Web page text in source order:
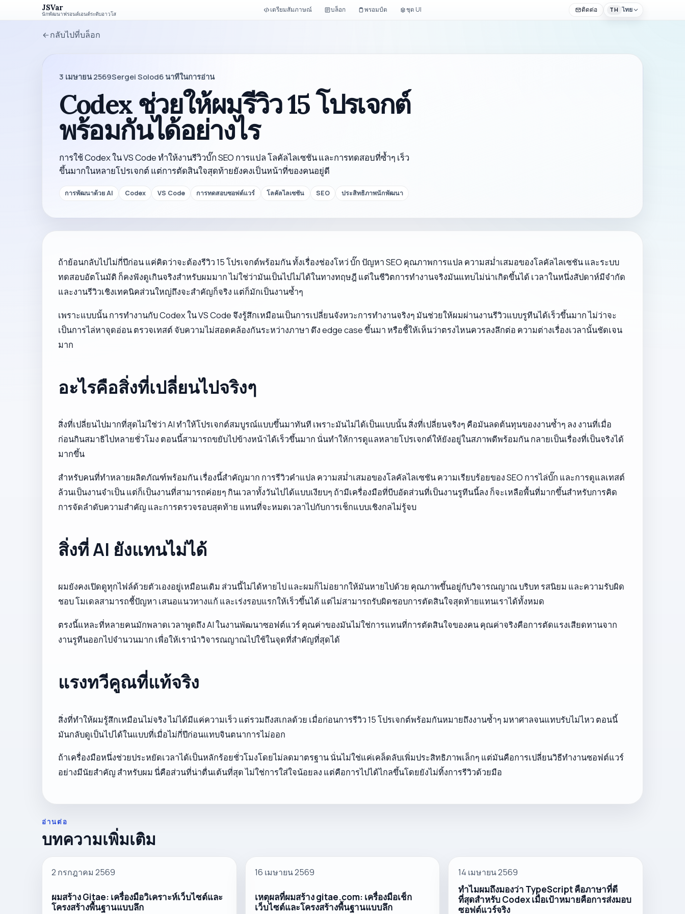
JSVar
นักพัฒนาฟรอนต์เอนด์ระดับอาวุโส เตรียมสัมภาษณ์ บล็อก พรอมป์ต ชุด UI ติดต่อ TH ไทย
กลับไปที่บล็อก
3 เมษายน 2569Sergei Solod6 นาทีในการอ่าน
Codex ช่วยให้ผมรีวิว 15 โปรเจกต์
พร้อมกันได้อย่างไร
การใช้ Codex ใน VS Code ทำให้งานรีวิวบั๊ก SEO การแปล โลคัลไลเซชัน และการทดสอบที่ซ้ำๆ เร็ว
ขึ้นมากในหลายโปรเจกต์ แต่การตัดสินใจสุดท้ายยังคงเป็นหน้าที่ของคนอยู่ดี
การพัฒนาด้วย AI Codex VS Code การทดสอบซอฟต์แวร์ โลคัลไลเซชัน SEO ประสิทธิภาพนักพัฒนา
ถ้าย้อนกลับไปไม่กี่ปีก่อน แค่คิดว่าจะต้องรีวิว 15 โปรเจกต์พร้อมกัน ทั้งเรื่องช่องโหว่ บั๊ก ปัญหา SEO คุณภาพการแปล ความสม่ำเสมอของโลคัลไลเซชัน และระบบ
ทดสอบอัตโนมัติ ก็คงฟังดูเกินจริงสำหรับผมมาก ไม่ใช่ว่ามันเป็นไปไม่ได้ในทางทฤษฎี แต่ในชีวิตการทำงานจริงมันแทบไม่น่าเกิดขึ้นได้ เวลาในหนึ่งสัปดาห์มีจำกัด
และงานรีวิวเชิงเทคนิคส่วนใหญ่ถึงจะสำคัญก็จริง แต่ก็มักเป็นงานซ้ำๆ
เพราะแบบนั้น การทำงานกับ Codex ใน VS Code จึงรู้สึกเหมือนเป็นการเปลี่ยนจังหวะการทำงานจริงๆ มันช่วยให้ผมผ่านงานรีวิวแบบรูทีนได้เร็วขึ้นมาก ไม่ว่าจะ
เป็นการไล่หาจุดอ่อน ตรวจเทสต์ จับความไม่สอดคล้องกันระหว่างภาษา ดึง edge case ขึ้นมา หรือชี้ให้เห็นว่าตรงไหนควรลงลึกต่อ ความต่างเรื่องเวลานั้นชัดเจน
มาก
อะไรคือสิ่งที่เปลี่ยนไปจริงๆ
สิ่งที่เปลี่ยนไปมากที่สุดไม่ใช่ว่า AI ทำให้โปรเจกต์สมบูรณ์แบบขึ้นมาทันที เพราะมันไม่ได้เป็นแบบนั้น สิ่งที่เปลี่ยนจริงๆ คือมันลดต้นทุนของงานซ้ำๆ ลง งานที่เมื่อ
ก่อนกินสมาธิไปหลายชั่วโมง ตอนนี้สามารถขยับไปข้างหน้าได้เร็วขึ้นมาก นั่นทำให้การดูแลหลายโปรเจกต์ให้ยังอยู่ในสภาพดีพร้อมกัน กลายเป็นเรื่องที่เป็นจริงได้
มากขึ้น
สำหรับคนที่ทำหลายผลิตภัณฑ์พร้อมกัน เรื่องนี้สำคัญมาก การรีวิวคำแปล ความสม่ำเสมอของโลคัลไลเซชัน ความเรียบร้อยของ SEO การไล่บั๊ก และการดูแลเทสต์
ล้วนเป็นงานจำเป็น แต่ก็เป็นงานที่สามารถค่อยๆ กินเวลาทั้งวันไปได้แบบเงียบๆ ถ้ามีเครื่องมือที่บีบอัดส่วนที่เป็นงานรูทีนนี้ลง ก็จะเหลือพื้นที่มากขึ้นสำหรับการคิด
การจัดลำดับความสำคัญ และการตรวจรอบสุดท้าย แทนที่จะหมดเวลาไปกับการเช็กแบบเชิงกลไม่รู้จบ
สิ่งที่ AI ยังแทนไม่ได้
ผมยังคงเปิดดูทุกไฟล์ด้วยตัวเองอยู่เหมือนเดิม ส่วนนี้ไม่ได้หายไป และผมก็ไม่อยากให้มันหายไปด้วย คุณภาพขึ้นอยู่กับวิจารณญาณ บริบท รสนิยม และความรับผิด
ชอบ โมเดลสามารถชี้ปัญหา เสนอแนวทางแก้ และเร่งรอบแรกให้เร็วขึ้นได้ แต่ไม่สามารถรับผิดชอบการตัดสินใจสุดท้ายแทนเราได้ทั้งหมด
ตรงนี้แหละที่หลายคนมักพลาดเวลาพูดถึง AI ในงานพัฒนาซอฟต์แวร์ คุณค่าของมันไม่ใช่การแทนที่การตัดสินใจของคน คุณค่าจริงคือการตัดแรงเสียดทานจาก
งานรูทีนออกไปจำนวนมาก เพื่อให้เรานำวิจารณญาณไปใช้ในจุดที่สำคัญที่สุดได้
แรงทวีคูณที่แท้จริง
สิ่งที่ทำให้ผมรู้สึกเหมือนไม่จริง ไม่ได้มีแค่ความเร็ว แต่รวมถึงสเกลด้วย เมื่อก่อนการรีวิว 15 โปรเจกต์พร้อมกันหมายถึงงานซ้ำๆ มหาศาลจนแทบรับไม่ไหว ตอนนี้
มันกลับดูเป็นไปได้ในแบบที่เมื่อไม่กี่ปีก่อนแทบจินตนาการไม่ออก
ถ้าเครื่องมือหนึ่งช่วยประหยัดเวลาได้เป็นหลักร้อยชั่วโมงโดยไม่ลดมาตรฐาน นั่นไม่ใช่แค่เคล็ดลับเพิ่มประสิทธิภาพเล็กๆ แต่มันคือการเปลี่ยนวิธีทำงานซอฟต์แวร์
อย่างมีนัยสำคัญ สำหรับผม นี่คือส่วนที่น่าตื่นเต้นที่สุด ไม่ใช่การใส่ใจน้อยลง แต่คือการไปได้ไกลขึ้นโดยยังไม่ทิ้งการรีวิวด้วยมือ
อ่านต่อ
บทความเพิ่มเติม
2 กรกฎาคม 2569
ผมสร้าง Gitae: เครื่องมือวิเคราะห์เว็บไซต์และ
โครงสร้างพื้นฐานแบบลึก
16 เมษายน 2569
เหตุผลที่ผมสร้าง gitae.com: เครื่องมือเช็ก
เว็บไซต์และโครงสร้างพื้นฐานแบบลึก
14 เมษายน 2569
ทำไมผมถึงมองว่า TypeScript คือภาษาที่ดี
ที่สุดสำหรับ Codex เมื่อเป้าหมายคือการส่งมอบ
ซอฟต์แวร์จริง